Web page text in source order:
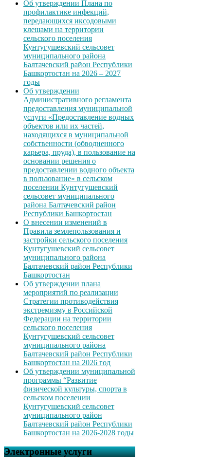
Об утверждении Плана по
профилактике инфекций,
передающихся иксодовыми
клещами на территории
сельского поселения
Кунтугушевский сельсовет
муниципального района
Балтачевский район Республики
Башкортостан на 2026 – 2027
годы
Об утверждении
Административного регламента
предоставления муниципальной
услуги «Предоставление водных
объектов или их частей,
находящихся в муниципальной
собственности (обводненного
карьера, пруда), в пользование на
основании решения о
предоставлении водного объекта
в пользование» в сельском
поселении Кунтугушевский
сельсовет муниципального
района Балтачевский район
Республики Башкортостан
О внесении изменений в
Правила землепользования и
застройки сельского поселения
Кунтугушевский сельсовет
муниципального района
Балтачевский район Республики
Башкортостан
Об утверждении плана
мероприятий по реализации
Стратегии противодействия
экстремизму в Российской
Федерации на территории
сельского поселения
Кунтугушевский сельсовет
муниципального района
Балтачевский район Республики
Башкортостан на 2026 год
Об утверждении муниципальной
программы “Развитие
физической культуры, спорта в
сельском поселении
Кунтугушевский сельсовет
муниципального район
Балтачевский район Республики
Башкортостан на 2026-2028 годы
Электронные услуги